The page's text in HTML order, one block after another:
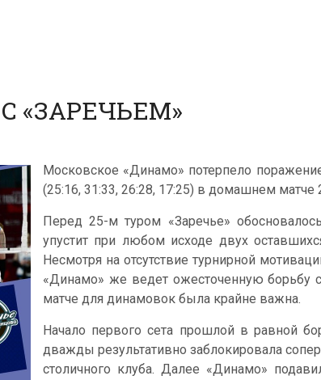
«ЗАРЕЧЬЕМ»
Московское «Динамо» потерпело
(25:16, 31:33, 26:28, 17:25) в домашнем матче
Перед 25-м туром «Заречье»
упустит при любом исходе двух
Несмотря на отсутствие турнирной
«Динамо» же ведет ожесточенную борьбу
матче для динамовок была крайне важна.
Начало первого сета прошлой в равной
дважды результативно заблокировала
столичного клуба. Далее «Динамо»